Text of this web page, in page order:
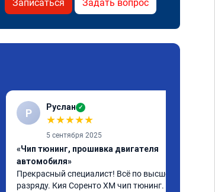
Записаться Задать вопрос
Р Руслан ✓
★★★★★
5 сентября 2025
«Чип тюнинг, прошивка двигателя
автомобиля»
Прекрасный специалист! Всё по высшему
разряду. Кия Соренто XM чип тюнинг.